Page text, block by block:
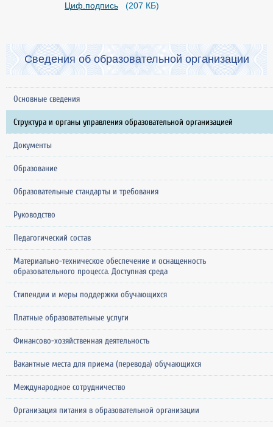
Циф.подпись (207 КБ)
Сведения об образовательной организации
Основные сведения
Структура и органы управления образовательной организацией
Документы
Образование
Образовательные стандарты и требования
Руководство
Педагогический состав
Материально-техническое обеспечение и оснащенность
образовательного процесса. Доступная среда
Стипендии и меры поддержки обучающихся
Платные образовательные услуги
Финансово-хозяйственная деятельность
Вакантные места для приема (перевода) обучающихся
Международное сотрудничество
Организация питания в образовательной организации